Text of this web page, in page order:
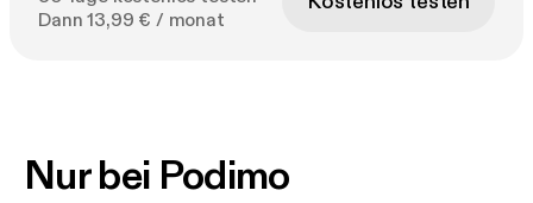
Dann 13,99 € / monat
Nur bei Podimo